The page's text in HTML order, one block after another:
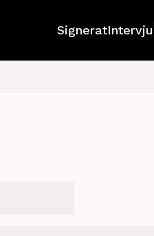
SigneratIntervju